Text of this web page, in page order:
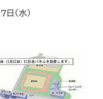
日（水）